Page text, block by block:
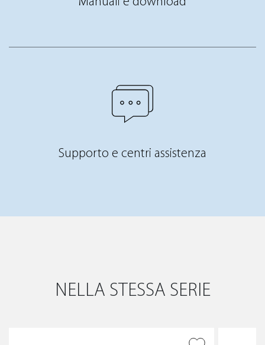
Supporto e centri assistenza
NELLA STESSA SERIE